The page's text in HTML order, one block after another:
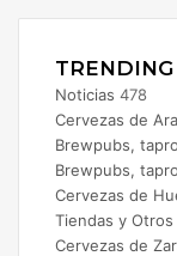
Noticias 478
Cervezas de
Brewpubs,
Brewpubs,
Cervezas de
Tiendas y Otros
Cervezas de